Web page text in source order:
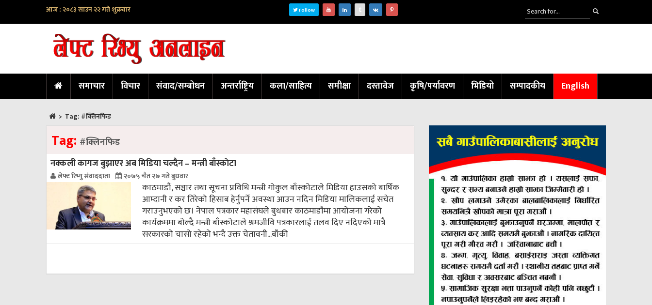
आज : २०८३ साउन २२ गते शुक्रवार Follow
समाचार विचार संवाद/सम्बोधन अन्तर्राष्ट्रिय कला/साहित्य समीक्षा दस्तावेज कृषि/पर्यावरण भिडियो सम्पादकीय English
> Tag: #क्लिनफिड
Tag: #क्लिनफिड
नक्कली कागज बुझाएर अब मिडिया चल्दैन – मन्त्री बाँस्काेटा
लेफ्ट रिभ्यु संवाददाता २०७५ चैत २७ गते बुधवार
काठमाडौं, सञ्चार तथा सूचना प्रविधि मन्त्री गोकुल बाँस्कोटाले मिडिया हाउसको बार्षिक
आम्दानी र कर तिरेको हिसाब हेर्नुपर्ने अवस्था आउन नदिन मिडिया मालिकलाई सचेत
गराउनुभएकाे छ। नेपाल पत्रकार महासंघले बुधबार काठमाडाै‌ंमा आयोजना गरेको
कार्यक्रममा बोल्दै मन्त्री बाँस्कोटाले श्रमजीवि पत्रकारलाई तलव दिए नदिएको मात्रै
सरकारको चासो रहेको भन्दै उक्त चेतावनी...बाँकी